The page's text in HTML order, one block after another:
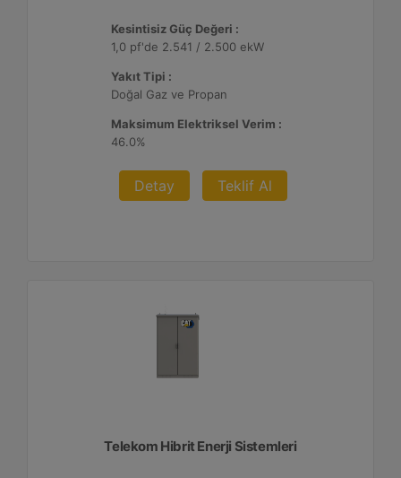
Kesintisiz Güç Değeri :
1,0 pf'de 2.541 / 2.500 ekW
Yakıt Tipi :
Doğal Gaz ve Propan
Maksimum Elektriksel Verim :
46.0%
Detay Teklif Al
Telekom Hibrit Enerji Sistemleri